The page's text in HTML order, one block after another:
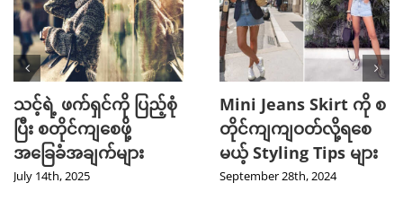
သင့်ရဲ့ ဖက်ရှင်ကို ပြည့်စုံ
ပြီး စတိုင်ကျစေဖို့
အခြေခံအချက်များ
July 14th, 2025
Mini Jeans Skirt ကို စ
တိုင်ကျကျဝတ်လို့ရစေ
မယ့် Styling Tips များ
September 28th, 2024